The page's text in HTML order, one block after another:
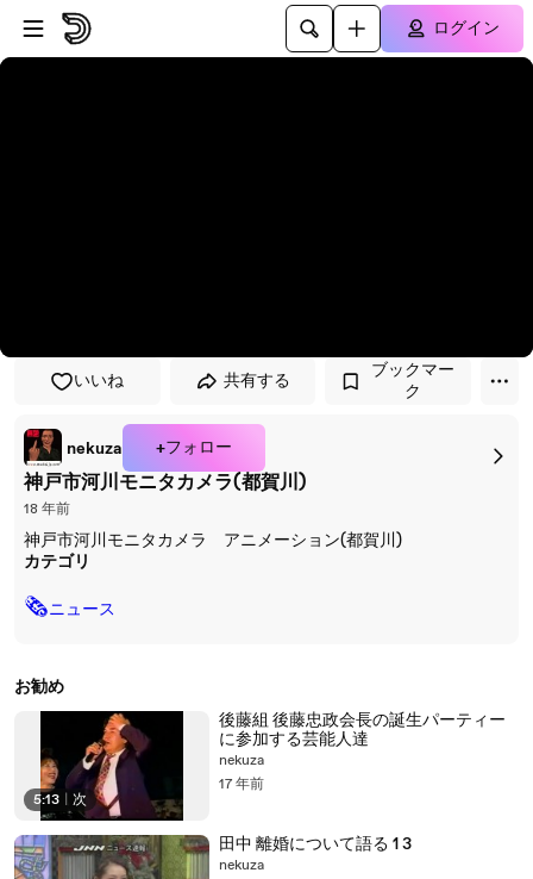
プレイヤーにスキップ
メインコンテンツにスキップ
ログイン
いいね 共有する
ブックマー
ク
nekuza +フォロー
神戸市河川モニタカメラ(都賀川)
18 年前
神戸市河川モニタカメラ アニメーション(都賀川)
カテゴリ
🗞ニュース
お勧め
5:13 次
後藤組 後藤忠政会長の誕生パーティー
に参加する芸能人達
nekuza
17 年前
田中 離婚について語る 1 3
nekuza